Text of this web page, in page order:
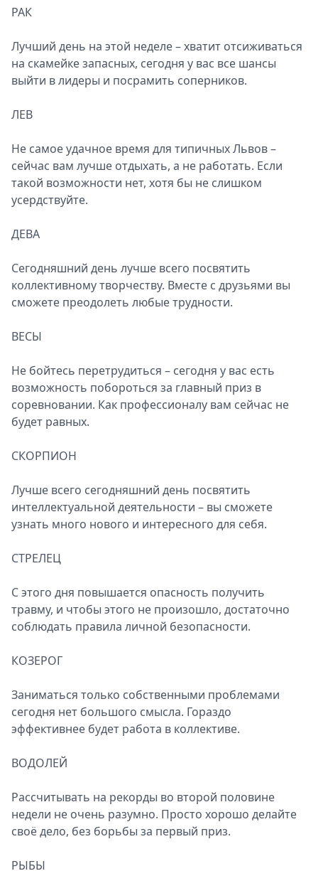
РАК
Лучший день на этой неделе – хватит отсиживаться
на скамейке запасных, сегодня у вас все шансы
выйти в лидеры и посрамить соперников.
ЛЕВ
Не самое удачное время для типичных Львов –
сейчас вам лучше отдыхать, а не работать. Если
такой возможности нет, хотя бы не слишком
усердствуйте.
ДЕВА
Сегодняшний день лучше всего посвятить
коллективному творчеству. Вместе с друзьями вы
сможете преодолеть любые трудности.
ВЕСЫ
Не бойтесь перетрудиться – сегодня у вас есть
возможность побороться за главный приз в
соревновании. Как профессионалу вам сейчас не
будет равных.
СКОРПИОН
Лучше всего сегодняшний день посвятить
интеллектуальной деятельности – вы сможете
узнать много нового и интересного для себя.
СТРЕЛЕЦ
С этого дня повышается опасность получить
травму, и чтобы этого не произошло, достаточно
соблюдать правила личной безопасности.
КОЗЕРОГ
Заниматься только собственными проблемами
сегодня нет большого смысла. Гораздо
эффективнее будет работа в коллективе.
ВОДОЛЕЙ
Рассчитывать на рекорды во второй половине
недели не очень разумно. Просто хорошо делайте
своё дело, без борьбы за первый приз.
РЫБЫ